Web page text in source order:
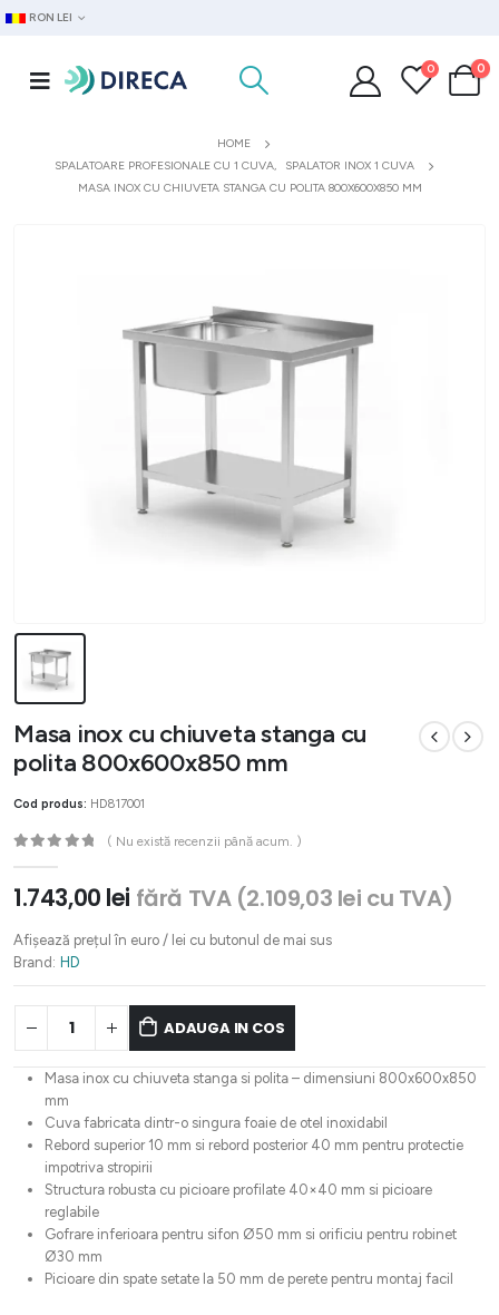
RON LEI
0 0
HOME
SPALATOARE PROFESIONALE CU 1 CUVA,
SPALATOR INOX 1 CUVA
MASA INOX CU CHIUVETA STANGA CU POLITA 800X600X850 MM
Masa inox cu chiuveta stanga cu
polita 800x600x850 mm
Cod produs: HD817001
( Nu există recenzii până acum. )
1.743,00 lei fără TVA (2.109,03 lei cu TVA)
Afișează prețul în euro / lei cu butonul de mai sus
Brand: HD
ADAUGA IN COS
Masa inox cu chiuveta stanga si polita – dimensiuni 800x600x850
mm
Cuva fabricata dintr-o singura foaie de otel inoxidabil
Rebord superior 10 mm si rebord posterior 40 mm pentru protectie
impotriva stropirii
Structura robusta cu picioare profilate 40×40 mm si picioare
reglabile
Gofrare inferioara pentru sifon Ø50 mm si orificiu pentru robinet
Ø30 mm
Picioare din spate setate la 50 mm de perete pentru montaj facil